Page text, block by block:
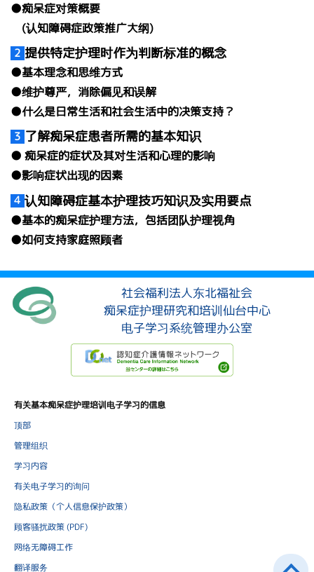
●痴呆症对策概要
(认知障碍症政策推广大纲)
2 提供特定护理时作为判断标准的概念
●基本理念和思维方式
●维护尊严，消除偏见和误解
●什么是日常生活和社会生活中的决策支持？
3 了解痴呆症患者所需的基本知识
● 痴呆症的症状及其对生活和心理的影响
●影响症状出现的因素
4 认知障碍症基本护理技巧知识及实用要点
●基本的痴呆症护理方法，包括团队护理视角
●如何支持家庭照顾者
社会福利法人东北福祉会
痴呆症护理研究和培训仙台中心
电子学习系统管理办公室
有关基本痴呆症护理培训电子学习的信息
顶部
管理组织
学习内容
有关电子学习的询问
隐私政策（个人信息保护政策）
顾客骚扰政策 (PDF)
网络无障碍工作
翻译服务